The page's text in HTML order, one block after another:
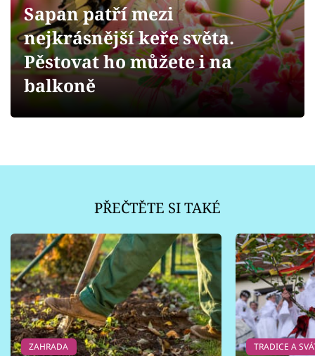
Přihlášení
Sledujte nás
Sapan patří mezi
nejkrásnější keře světa.
Pěstovat ho můžete i na
balkoně
PŘEČTĚTE SI TAKÉ
ZAHRADA TRADICE A